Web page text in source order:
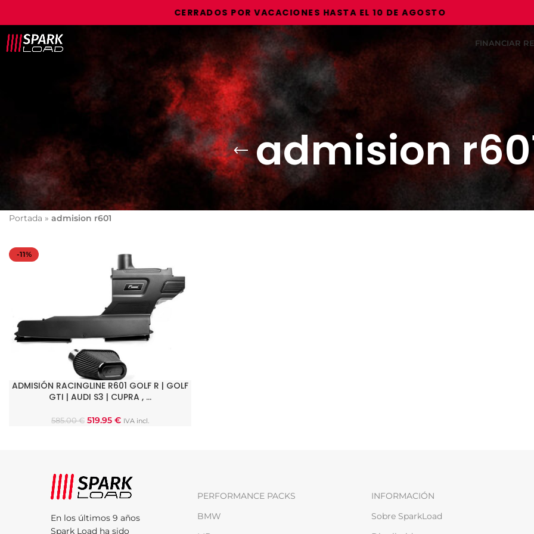
CERRADOS POR VACACIONES HASTA EL 10 DE AGOSTO
FINANCIAR
admision
Portada » admision r601
-11%
AÑADIR AL CARRITO
ADMISIÓN RACINGLINE R601 GOLF R | GOLF
GTI | AUDI S3 | CUPRA , …
585.00€ 519.95 € IVA incl.
En los últimos 9 años
Spark Load ha sido
PERFORMANCE PACKS
BMW
INFORMACIÓN
Sobre SparkLoad